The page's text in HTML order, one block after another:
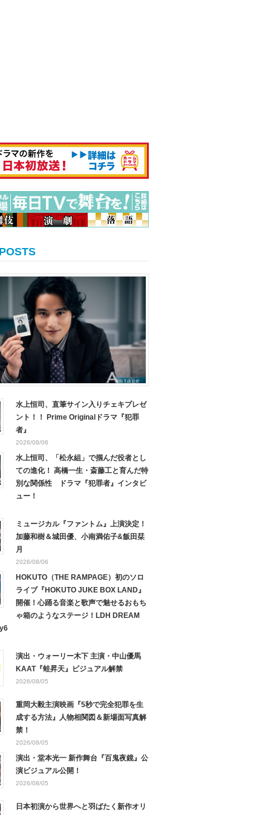
水上恒司、直筆サイン入りチェキプレゼ
ント！！ Prime Originalドラマ『犯罪
者』
2026/08/06
水上恒司、「松永組」で掴んだ役者とし
ての進化！ 高橋一生・斎藤工と育んだ特
別な関係性 ドラマ『犯罪者』インタビ
ュー！
ミュージカル『ファントム』上演決定！
加藤和樹＆城田優、小南満佑子&飯田栞
月
2026/08/06
HOKUTO（THE RAMPAGE）初のソロ
ライブ『HOKUTO JUKE BOX LAND』
開催！心踊る音楽と歌声で魅せるおもち
ゃ箱のようなステージ！LDH DREAM
演出・ウォーリー木下 主演・中山優馬
KAAT『蛙昇天』ビジュアル解禁
2026/08/05
重岡大毅主演映画『5秒で完全犯罪を生
成する方法』人物相関図＆新場面写真解
禁！
2026/08/05
演出・堂本光一 新作舞台『百鬼夜鏡』公
演ビジュアル公開！
2026/08/05
日本初演から世界へと羽ばたく新作オリ